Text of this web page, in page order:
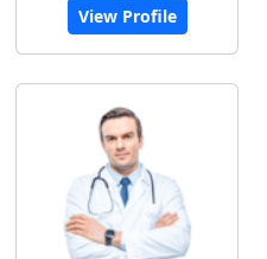
View Profile